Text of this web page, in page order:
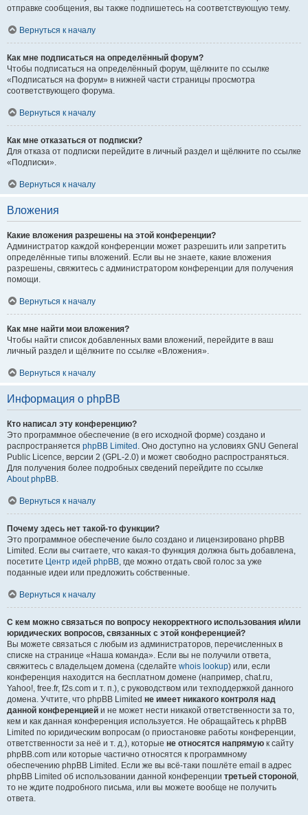
отправке сообщения, вы также подпишетесь на соответствующую тему.
Вернуться к началу
Как мне подписаться на определённый форум?
Чтобы подписаться на определённый форум, щёлкните по ссылке
«Подписаться на форум» в нижней части страницы просмотра
соответствующего форума.
Вернуться к началу
Как мне отказаться от подписки?
Для отказа от подписки перейдите в личный раздел и щёлкните по ссылке
«Подписки».
Вернуться к началу
Вложения
Какие вложения разрешены на этой конференции?
Администратор каждой конференции может разрешить или запретить
определённые типы вложений. Если вы не знаете, какие вложения
разрешены, свяжитесь с администратором конференции для получения
помощи.
Вернуться к началу
Как мне найти мои вложения?
Чтобы найти список добавленных вами вложений, перейдите в ваш
личный раздел и щёлкните по ссылке «Вложения».
Вернуться к началу
Информация о phpBB
Кто написал эту конференцию?
Это программное обеспечение (в его исходной форме) создано и
распространяется phpBB Limited . Оно доступно на условиях GNU General
Public Licence, версии 2 (GPL-2.0) и может свободно распространяться.
Для получения более подробных сведений перейдите по ссылке
About phpBB.
Вернуться к началу
Почему здесь нет такой-то функции?
Это программное обеспечение было создано и лицензировано phpBB
Limited. Если вы считаете, что какая-то функция должна быть добавлена,
посетите Центр идей phpBB, где можно отдать свой голос за уже
поданные идеи или предложить собственные.
Вернуться к началу
С кем можно связаться по вопросу некорректного использования и/или
юридических вопросов, связанных с этой конференцией?
Вы можете связаться с любым из администраторов, перечисленных в
списке на странице «Наша команда». Если вы не получили ответа,
свяжитесь с владельцем домена (сделайте whois lookup) или, если
конференция находится на бесплатном домене (например, chat.ru,
Yahoo!, free.fr, f2s.com и т. п.), с руководством или техподдержкой данного
домена. Учтите, что phpBB Limited не имеет никакого контроля над
данной конференцией и не может нести никакой ответственности за то,
кем и как данная конференция используется. Не обращайтесь к phpBB
Limited по юридическим вопросам (о приостановке работы конференции,
ответственности за неё и т. д.), которые не относятся напрямую к сайту
phpBB.com или которые частично относятся к программному
обеспечению phpBB Limited. Если же вы всё-таки пошлёте email в адрес
phpBB Limited об использовании данной конференции третьей стороной,
то не ждите подробного письма, или вы можете вообще не получить
ответа.